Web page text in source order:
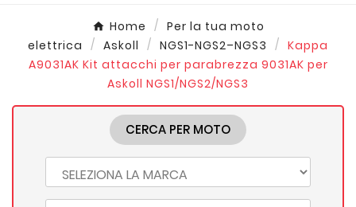
Home
Per la tua moto
elettrica
Askoll NGS1-NGS2–NGS3
Kappa
A9031AK Kit attacchi per parabrezza 9031AK per
Askoll NGS1/NGS2/NGS3
CERCA PER MOTO